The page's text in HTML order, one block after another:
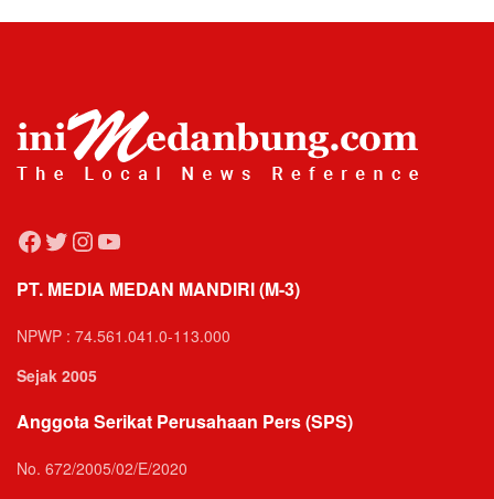
Facebook
Twitter
Instagram
YouTube
PT. MEDIA MEDAN MANDIRI (M-3)
NPWP : 74.561.041.0-113.000
Sejak 2005
Anggota Serikat Perusahaan Pers (SPS)
No. 672/2005/02/E/2020